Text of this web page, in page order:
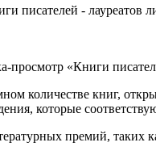
«Книги
количестве книг,
которые
премий, таких